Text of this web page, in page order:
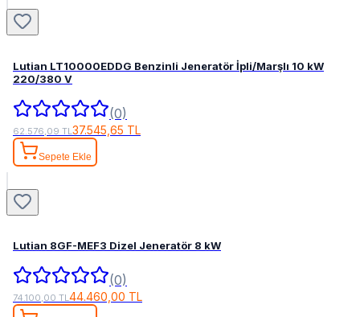
Lutian LT10000EDDG Benzinli Jeneratör İpli/Marşlı 10 kW
220/380 V
(0)
62.576,09 TL37.545,65 TL
Sepete Ekle
Lutian 8GF-MEF3 Dizel Jeneratör 8 kW
(0)
74.100,00 TL44.460,00 TL